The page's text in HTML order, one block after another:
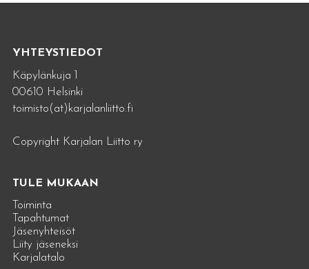
YHTEYSTIEDOT
Käpylänkuja 1
00610 Helsinki
toimisto(at)karjalanliitto.fi
Copyright Karjalan Liitto ry
TULE MUKAAN
Toiminta
Tapahtumat
Jäsenyhteisöt
Liity jäseneksi
Karjalatalo